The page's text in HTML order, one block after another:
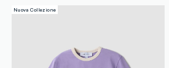
Nuova Collezione